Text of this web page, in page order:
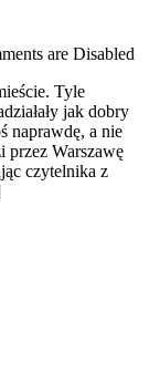
are Disabled
Tyle
jak dobry
naprawdę, a nie
przez Warszawę
czytelnika z